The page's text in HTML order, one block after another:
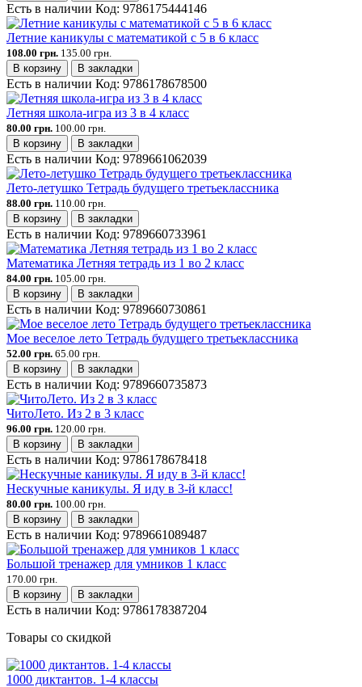
Есть в наличии Код: 9786175444146
Летние каникулы с математикой с 5 в 6 класс
108.00 грн. 135.00 грн.
В корзину
В закладки
Есть в наличии Код: 9786178678500
Летняя школа-игра из 3 в 4 класс
80.00 грн. 100.00 грн.
В корзину
В закладки
Есть в наличии Код: 9789661062039
Лето-летушко Тетрадь будущего третьеклассника
88.00 грн. 110.00 грн.
В корзину
В закладки
Есть в наличии Код: 9789660733961
Математика Летняя тетрадь из 1 во 2 класс
84.00 грн. 105.00 грн.
В корзину
В закладки
Есть в наличии Код: 9789660730861
Мое веселое лето Тетрадь будущего третьеклассника
52.00 грн. 65.00 грн.
В корзину
В закладки
Есть в наличии Код: 9789660735873
ЧитоЛето. Из 2 в 3 класс
96.00 грн. 120.00 грн.
В корзину
В закладки
Есть в наличии Код: 9786178678418
Нескучные каникулы. Я иду в 3-й класс!
80.00 грн. 100.00 грн.
В корзину
В закладки
Есть в наличии Код: 9789661089487
Большой тренажер для умников 1 класс
170.00 грн.
В корзину
В закладки
Есть в наличии Код: 9786178387204
Товары со скидкой
1000 диктантов. 1-4 классы